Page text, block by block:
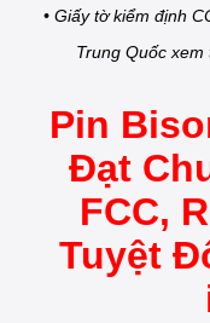
• Giấy tờ kiểm định
Trung Quốc
Pin
Đạt
FCC,
Tuyệt